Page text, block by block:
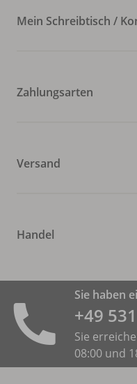
Mein Schreibtisch /
Zahlungsarten
Versand
Handel
Sie haben
+49
Sie
08:00 und